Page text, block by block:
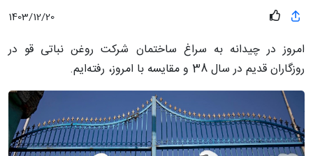
1403/12/20
امروز در چیدانه به سراغ ساختمان شرکت روغن نباتی قو در
روزگاران قدیم در سال 38 و مقایسه با امروز، رفته‌ایم.